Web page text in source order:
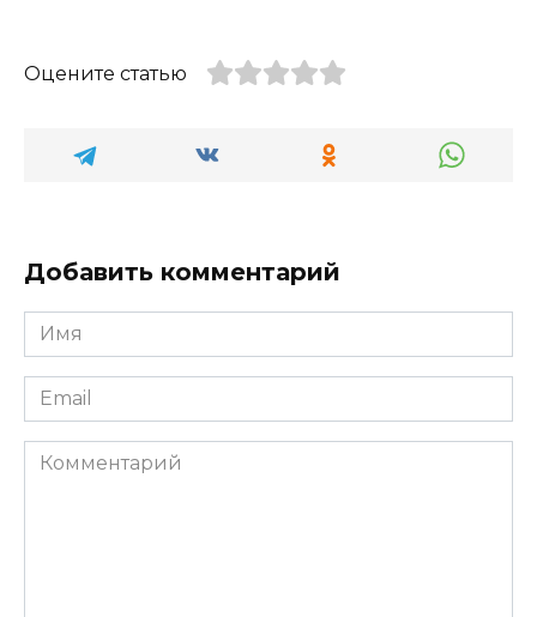
Оцените статью
Добавить комментарий
Имя
*
Email
*
Комментарий